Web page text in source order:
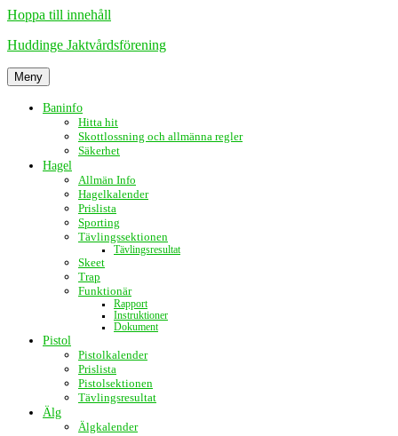
Hoppa till innehåll
Huddinge Jaktvårdsförening
Meny
Baninfo
Hitta hit
Skottlossning och allmänna regler
Säkerhet
Hagel
Allmän Info
Hagelkalender
Prislista
Sporting
Tävlingssektionen
Tävlingsresultat
Skeet
Trap
Funktionär
Rapport
Instruktioner
Dokument
Pistol
Pistolkalender
Prislista
Pistolsektionen
Tävlingsresultat
Älg
Älgkalender